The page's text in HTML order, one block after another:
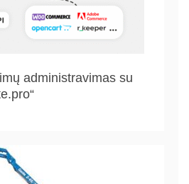
administravimas su